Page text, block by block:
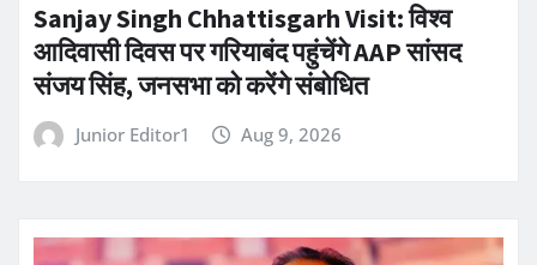
Sanjay Singh Chhattisgarh Visit: विश्व
आदिवासी दिवस पर गरियाबंद पहुंचेंगे AAP सांसद
संजय सिंह, जनसभा को करेंगे संबोधित
Junior Editor1 Aug 9, 2026